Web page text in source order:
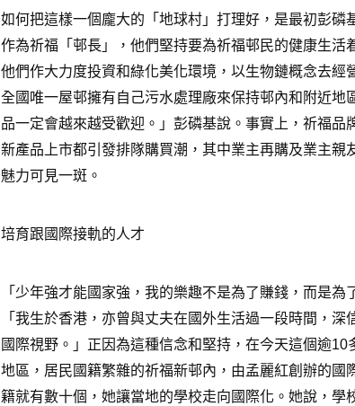
如何把這樣一個龐大的「地球村」打理好，是最初彭磷
作為祈福「邨長」，他們堅持要為祈福邨民的健康生活
他們作大力度投資和綠化美化環境，以生物鏈概念去經
全國唯一屋邨擁有自己污水處理廠來保持邨內和附近地
品一定會越來越受歡迎。」彭磷基說。事實上，祈福品
新產品上市都引發排隊購買潮，其中業主再購及業主親
魅力可見一斑。
培育跟國際接軌的人才
「少年強才能國家強，我的樂趣不是為了賺錢，而是為
「我生於香港，亦曾與丈夫在國外生活過一段時間，
國際視野。」正因為這種信念和堅持，在今天這個逾10
地區，居民國籍繁雜的祈福新邨內，由孟麗紅創辦的國
籍就有數十個，她讓當地的學校走向國際化。她說，學